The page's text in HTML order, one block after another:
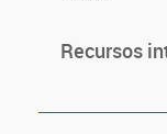
Recursos